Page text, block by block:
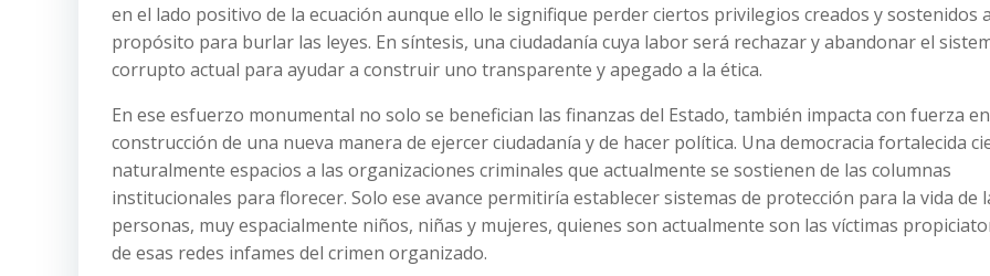
en el lado positivo de la ecuación aunque ello le signifique perder ciertos privilegios creados y sostenidos a
propósito para burlar las leyes. En síntesis, una ciudadanía cuya labor será rechazar y abandonar el
corrupto actual para ayudar a construir uno transparente y apegado a la ética.
En ese esfuerzo monumental no solo se benefician las finanzas del Estado, también impacta con fuerza
construcción de una nueva manera de ejercer ciudadanía y de hacer política. Una democracia fortalecida
naturalmente espacios a las organizaciones criminales que actualmente se sostienen de las columnas
institucionales para florecer. Solo ese avance permitiría establecer sistemas de protección para la vida de
personas, muy espacialmente niños, niñas y mujeres, quienes son actualmente son las víctimas
de esas redes infames del crimen organizado.